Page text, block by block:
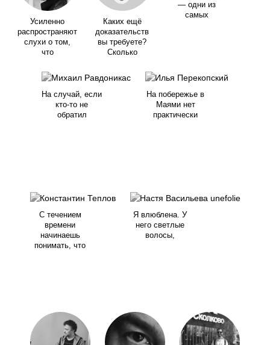
Усиленно
распространяют
слухи о том,
что
Каких ещё
доказательств
вы требуете?
Сколько
— одни из
самых
На случай, если
кто-то не
обратил
На побережье в
Маями нет
практически
С течением
времени
начинаешь
понимать, что
Я влюблена. У
него светлые
волосы,